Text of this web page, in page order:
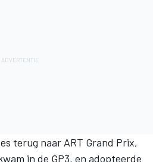
terug naar ART Grand Prix,
in de GP3, en adopteerde